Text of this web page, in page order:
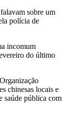
sobre um
polícia de
incomum
do último
chinesas locais e
saúde pública com